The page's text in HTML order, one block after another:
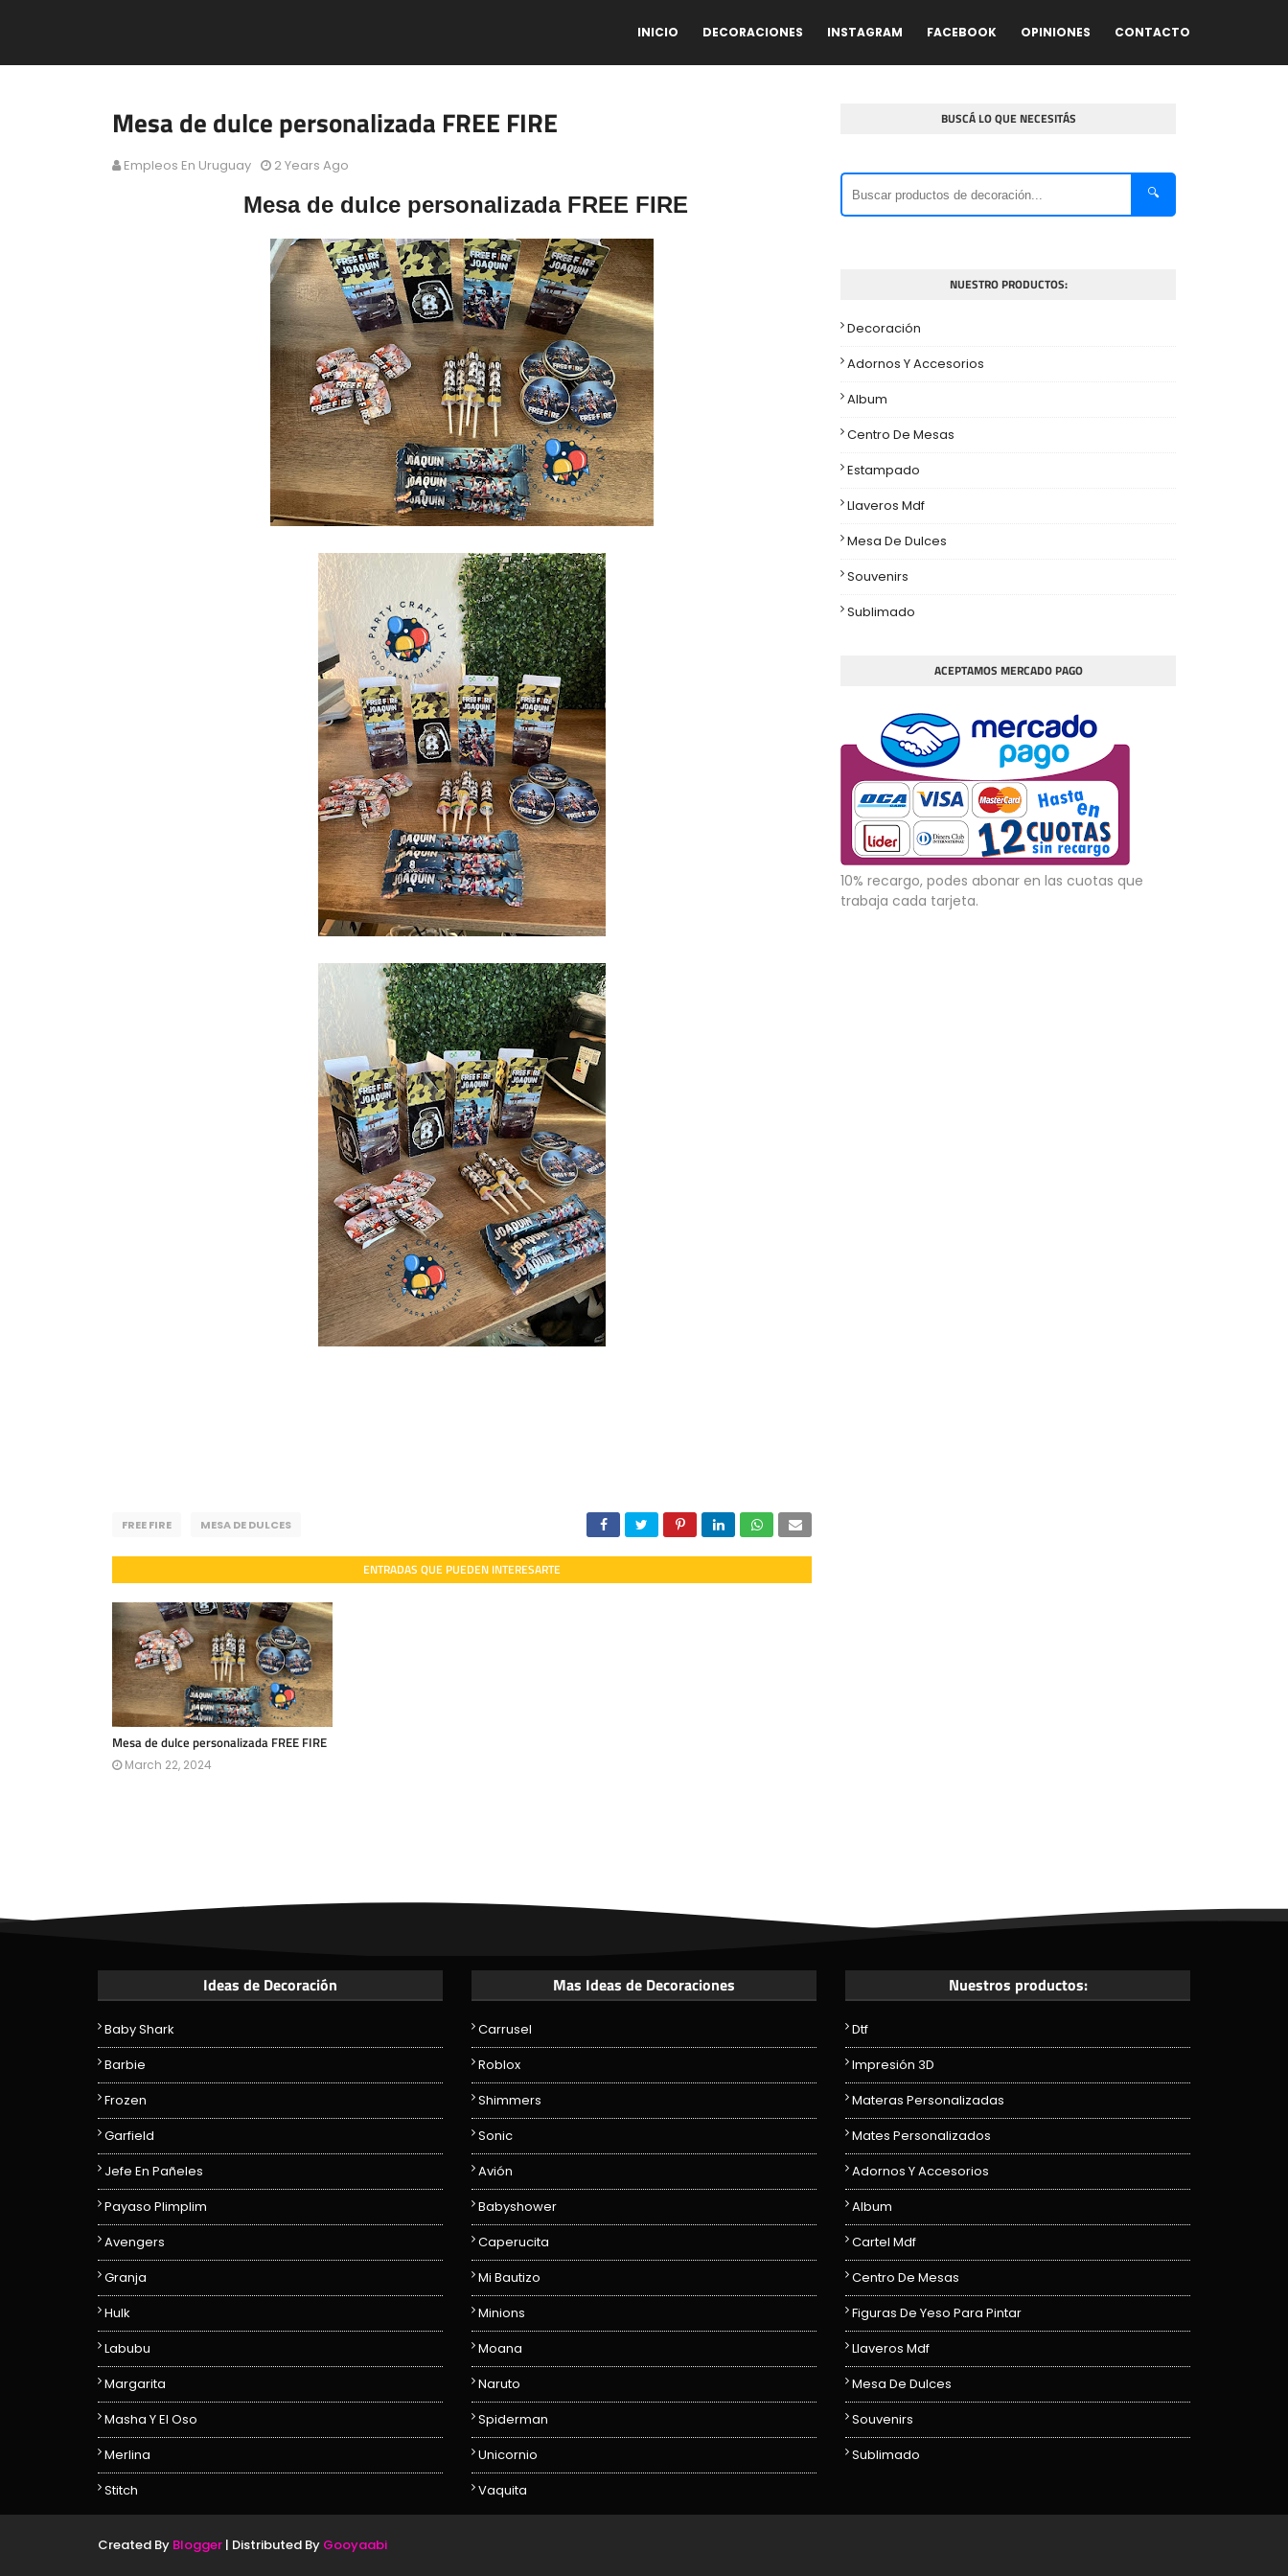
INICIO DECORACIONES INSTAGRAM FACEBOOK OPINIONES CONTACTO
Mesa de dulce personalizada FREE FIRE
Empleos En Uruguay 2 Years Ago
Mesa de dulce personalizada FREE FIRE
FREE FIRE MESA DE DULCES
ENTRADAS QUE PUEDEN INTERESARTE
Mesa de dulce personalizada FREE FIRE
March 22, 2024
BUSCÁ LO QUE NECESITÁS
🔍
NUESTRO PRODUCTOS:
Decoración
Adornos Y Accesorios
Album
Centro De Mesas
Estampado
Llaveros Mdf
Mesa De Dulces
Souvenirs
Sublimado
ACEPTAMOS MERCADO PAGO
10% recargo, podes abonar en las cuotas que
trabaja cada tarjeta.
Ideas de Decoración
Baby Shark
Barbie
Frozen
Garfield
Jefe En Pañeles
Payaso Plimplim
Avengers
Granja
Hulk
Labubu
Margarita
Masha Y El Oso
Merlina
Stitch
Mas Ideas de Decoraciones
Carrusel
Roblox
Shimmers
Sonic
Avión
Babyshower
Caperucita
Mi Bautizo
Minions
Moana
Naruto
Spiderman
Unicornio
Vaquita
Nuestros productos:
Dtf
Impresión 3D
Materas Personalizadas
Mates Personalizados
Adornos Y Accesorios
Album
Cartel Mdf
Centro De Mesas
Figuras De Yeso Para Pintar
Llaveros Mdf
Mesa De Dulces
Souvenirs
Sublimado
Created By Blogger | Distributed By Gooyaabi